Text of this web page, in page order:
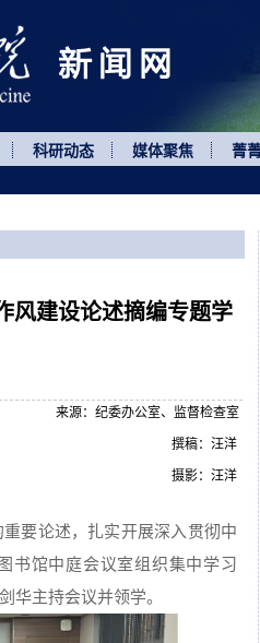
科研动态 媒体聚焦 菁
风建设论述摘编专题学
来源：纪委办公室、监督检查室
撰稿：汪洋
摄影：汪洋
要论述，扎实开展深入贯彻中
书馆中庭会议室组织集中学习
华主持会议并领学。